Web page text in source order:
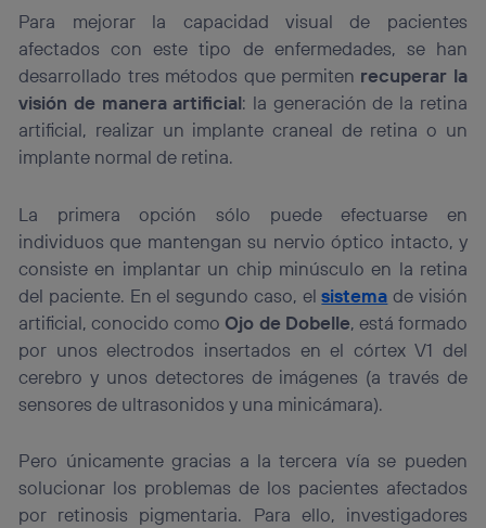
Para mejorar la capacidad visual de pacientes
afectados con este tipo de enfermedades, se han
desarrollado tres métodos que permiten recuperar la
visión de manera artificial: la generación de la retina
artificial, realizar un implante craneal de retina o un
implante normal de retina.
La primera opción sólo puede efectuarse en
individuos que mantengan su nervio óptico intacto, y
consiste en implantar un chip minúsculo en la retina
del paciente. En el segundo caso, elsistema de visión
artificial, conocido como Ojo de Dobelle, está formado
por unos electrodos insertados en el córtex V1 del
cerebro y unos detectores de imágenes (a través de
sensores de ultrasonidos y una minicámara).
Pero únicamente gracias a la tercera vía se pueden
solucionar los problemas de los pacientes afectados
por retinosis pigmentaria. Para ello, investigadores